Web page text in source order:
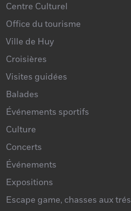
Office du tourisme
Ville de Huy
Croisières
Visites guidées
Balades
Événements sportifs
Culture
Concerts
Événements
Expositions
Escape game, chasses aux
Brocantes